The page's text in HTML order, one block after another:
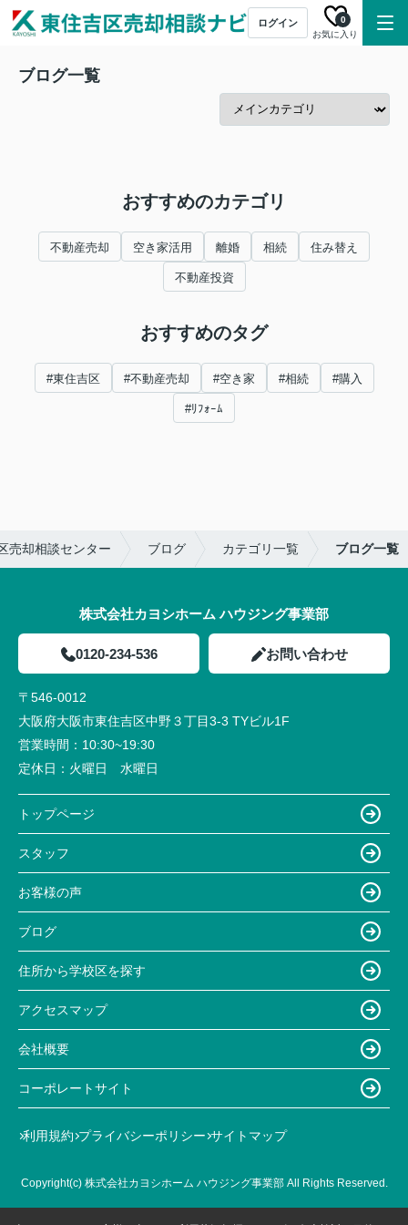
ログイン
お気に入り
0
ブログ一覧
おすすめのカテゴリ
不動産売却 空き家活用 離婚 相続 住み替え
不動産投資
おすすめのタグ
#東住吉区 #不動産売却 #空き家 #相続 #購入
#ﾘﾌｫｰﾑ
売却相談センター ブログ カテゴリ一覧 ブログ一覧
株式会社カヨシホーム ハウジング事業部
0120-234-536 お問い合わせ
〒546-0012
大阪府大阪市東住吉区中野３丁目3-3 TYビル1F
営業時間： 10:30~19:30
定休日： 火曜日 水曜日
トップページ
スタッフ
お客様の声
ブログ
住所から学校区を探す
アクセスマップ
会社概要
コーポレートサイト
利用規約 プライバシーポリシー サイトマップ
Copyright(c) 株式会社カヨシホーム ハウジング事業部 All Rights Reserved.